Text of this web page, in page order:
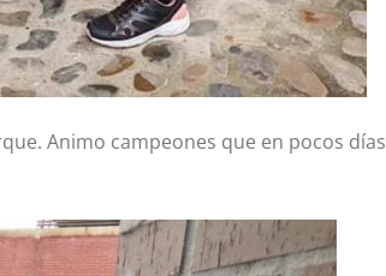
Animo campeones que en pocos días